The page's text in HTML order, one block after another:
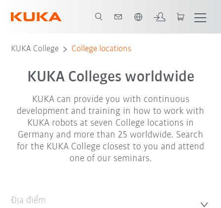
KUKA College College locations
KUKA Colleges worldwide
KUKA can provide you with continuous
development and training in how to work with
KUKA robots at seven College locations in
Germany and more than 25 worldwide. Search
for the KUKA College closest to you and attend
one of our seminars.
Địa điểm